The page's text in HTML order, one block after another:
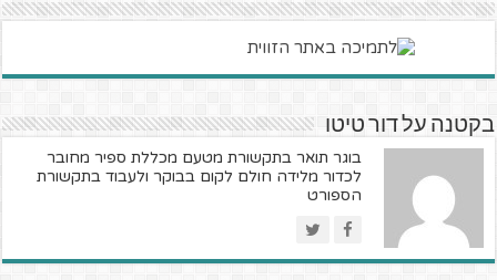
בקטנה על דור טיטו
בוגר תואר בתקשורת מטעם מכללת ספיר מחובר
לכדור מלידה חולם לקום בבוקר ולעבוד בתקשורת
הספורט